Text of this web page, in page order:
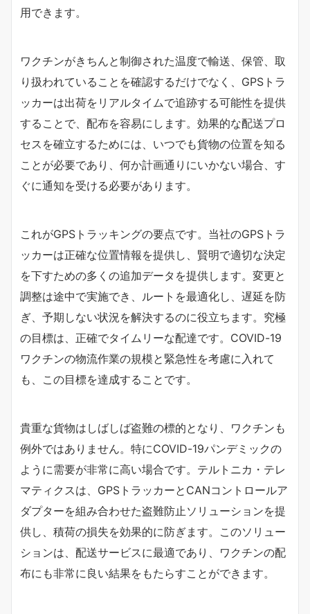
用できます。
ワクチンがきちんと制御された温度で輸送、保管、取
り扱われていることを確認するだけでなく、GPSトラ
ッカーは出荷をリアルタイムで追跡する可能性を提供
することで、配布を容易にします。効果的な配送プロ
セスを確立するためには、いつでも貨物の位置を知る
ことが必要であり、何か計画通りにいかない場合、す
ぐに通知を受ける必要があります。
これがGPSトラッキングの要点です。当社のGPSトラ
ッカーは正確な位置情報を提供し、賢明で適切な決定
を下すための多くの追加データを提供します。変更と
調整は途中で実施でき、ルートを最適化し、遅延を防
ぎ、予期しない状況を解決するのに役立ちます。究極
の目標は、正確でタイムリーな配達です。COVID-19
ワクチンの物流作業の規模と緊急性を考慮に入れて
も、この目標を達成することです。
貴重な貨物はしばしば盗難の標的となり、ワクチンも
例外ではありません。特にCOVID-19パンデミックの
ように需要が非常に高い場合です。テルトニカ・テレ
マティクスは、GPSトラッカーとCANコントロールア
ダプターを組み合わせた盗難防止ソリューションを提
供し、積荷の損失を効果的に防ぎます。このソリュー
ションは、配送サービスに最適であり、ワクチンの配
布にも非常に良い結果をもたらすことができます。